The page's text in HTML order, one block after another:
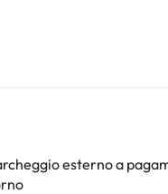
esterno a